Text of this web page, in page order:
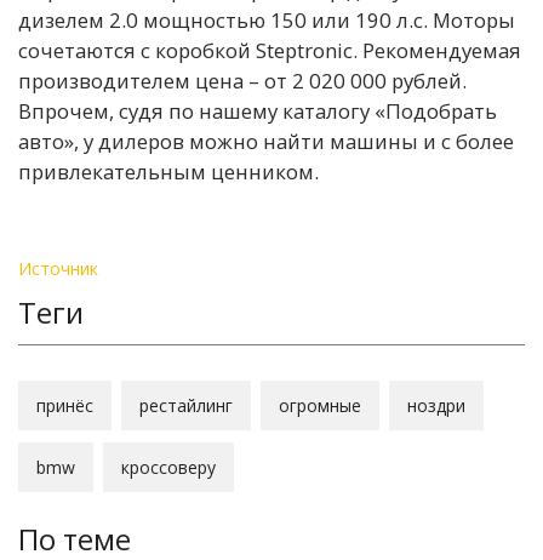
дизелем 2.0 мощностью 150 или 190 л.с. Моторы
сочетаются с коробкой Steptronic. Рекомендуемая
производителем цена – от 2 020 000 рублей.
Впрочем, судя по нашему каталогу «Подобрать
авто», у дилеров можно найти машины и с более
привлекательным ценником.
Источник
Теги
принёс рестайлинг огромные ноздри
bmw кроссоверу
По теме